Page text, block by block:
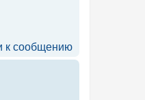
к сообщению